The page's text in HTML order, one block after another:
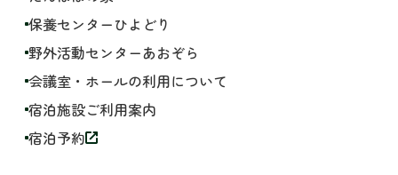
保養センターひよどり
野外活動センターあおぞら
会議室・ホールの利用について
宿泊施設ご利用案内
宿泊予約